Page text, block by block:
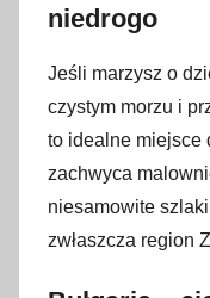
a
0
2
4
niedrogo
Jeśli marzysz o
czystym morzu i
to idealne miejsce
zachwyca
niesamowite
zwłaszcza region